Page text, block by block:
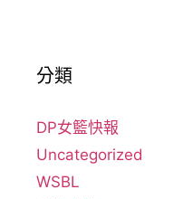
分類
DP女籃快報
Uncategorized
WSBL